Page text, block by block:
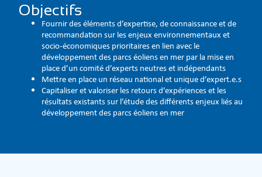
Objectifs
Fournir des éléments d’expertise, de connaissance et de
recommandation sur les enjeux environnementaux et
socio-économiques prioritaires en lien avec le
développement des parcs éoliens en mer par la mise en
place d’un comité d’experts neutres et indépendants
Mettre en place un réseau national et unique d’expert.e.s
Capitaliser et valoriser les retours d’expériences et les
résultats existants sur l’étude des différents enjeux liés au
développement des parcs éoliens en mer